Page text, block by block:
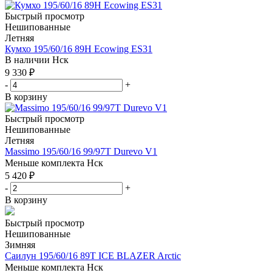
Быстрый просмотр
Нешипованные
Летняя
Кумхо 195/60/16 89H Ecowing ES31
В наличии Нск
9 330 ₽
-
+
В корзину
Быстрый просмотр
Нешипованные
Летняя
Massimo 195/60/16 99/97T Durevo V1
Меньше комплекта Нск
5 420 ₽
-
+
В корзину
Быстрый просмотр
Нешипованные
Зимняя
Саилун 195/60/16 89T ICE BLAZER Arctic
Меньше комплекта Нск